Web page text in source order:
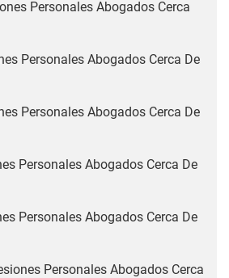
Personales Abogados Cerca
Personales Abogados Cerca De
Personales Abogados Cerca De
Personales Abogados Cerca De
Personales Abogados Cerca De
Personales Abogados Cerca